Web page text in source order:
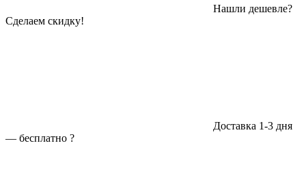
Нашли дешевле?
Сделаем скидку!
Доставка 1-3 дня
— бесплатно ?